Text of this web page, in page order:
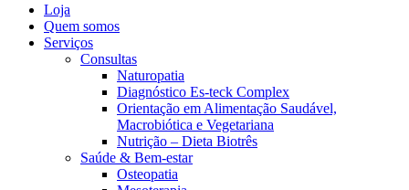
Loja
Quem somos
Serviços
Consultas
Naturopatia
Diagnóstico Es-teck Complex
Orientação em Alimentação Saudável,
Macrobiótica e Vegetariana
Nutrição – Dieta Biotrês
Saúde & Bem-estar
Osteopatia